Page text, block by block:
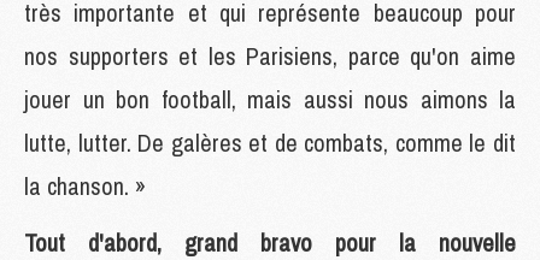
très importante et qui représente beaucoup pour
nos supporters et les Parisiens, parce qu'on aime
jouer un bon football, mais aussi nous aimons la
lutte, lutter. De galères et de combats, comme le dit
la chanson. »
Tout d'abord, grand bravo pour la nouvelle